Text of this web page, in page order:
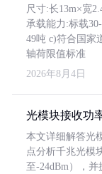
尺寸:长13m×宽
承载能力:标载
49吨 c)符合国家
轴荷限值标准
2026年8月4日
光模块接收功
本文详细解答光
点分析千兆光模
至-24dBm），